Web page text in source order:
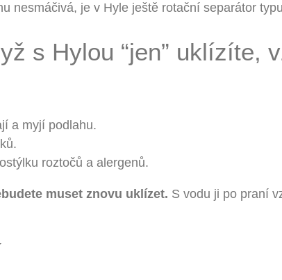
nesmáčivá, je v Hyle ještě rotační separátor
s Hylou “jen” uklízíte,
a myjí podlahu.
roztočů a alergenů.
muset znovu uklízet. S vodu ji po praní